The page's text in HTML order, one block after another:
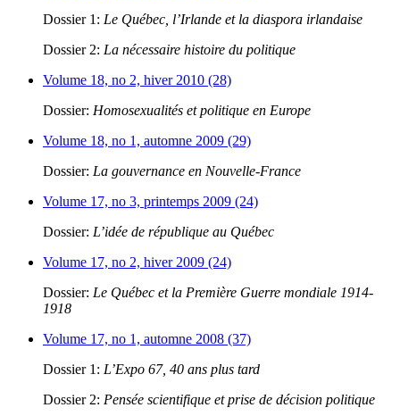
Dossier 1: Le Québec, l’Irlande et la diaspora irlandaise
Dossier 2: La nécessaire histoire du politique
Volume 18, no 2, hiver 2010 (28)
Dossier: Homosexualités et politique en Europe
Volume 18, no 1, automne 2009 (29)
Dossier: La gouvernance en Nouvelle-France
Volume 17, no 3, printemps 2009 (24)
Dossier: L’idée de république au Québec
Volume 17, no 2, hiver 2009 (24)
Dossier: Le Québec et la Première Guerre mondiale 1914-
1918
Volume 17, no 1, automne 2008 (37)
Dossier 1: L’Expo 67, 40 ans plus tard
Dossier 2: Pensée scientifique et prise de décision politique